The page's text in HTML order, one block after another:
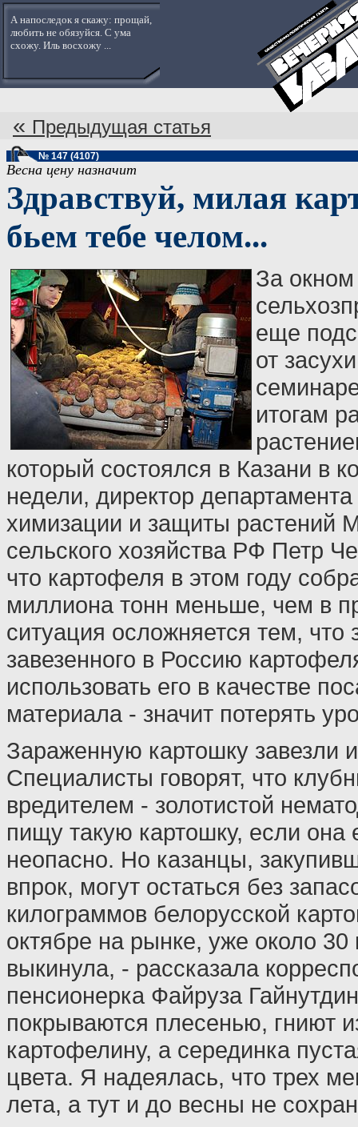
А напоследок я скажу: прощай,
любить не обязуйся. С ума
схожу. Иль восхожу ...
« Предыдущая статья
№ 147 (4107)
Весна цену назначит
Здравствуй, милая
бьем тебе челом...
За
еще
от
итогам
который состоялся в Казани в
недели, директор
химизации и защиты растений
сельского хозяйства РФ Петр
что картофеля в этом году
миллиона тонн меньше, чем в
ситуация осложняется тем, что
завезенного в Россию
использовать его в качестве
материала - значит потерять
Зараженную картошку завезли
Специалисты говорят, что
вредителем - золотистой
пищу такую картошку, если она
неопасно. Но казанцы,
впрок, могут остаться без
килограммов белорусской
октябре на рынке, уже около 30
выкинула, - рассказала
пенсионерка Файруза
покрываются плесенью, гниют
картофелину, а серединка
цвета. Я надеялась, что трех
лета, а тут и до весны не